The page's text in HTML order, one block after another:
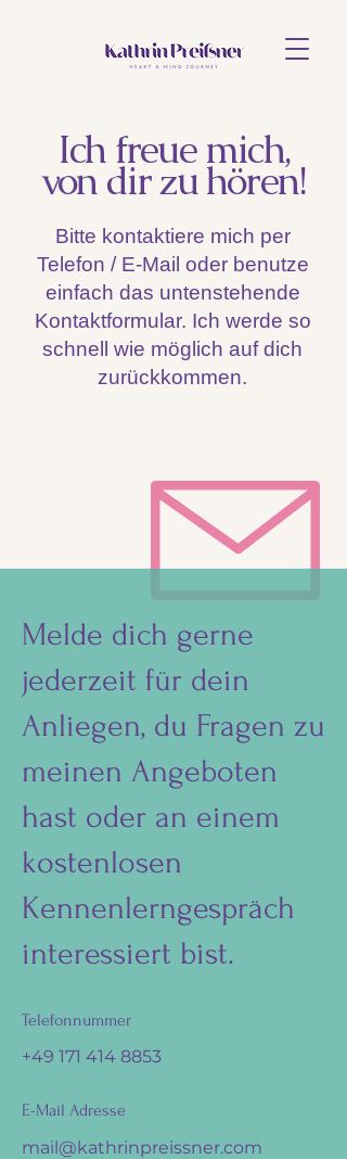
Ich freue mich,
von dir zu hören!
Bitte kontaktiere mich per
Telefon / E-Mail oder benutze
einfach das untenstehende
Kontaktformular. Ich werde so
schnell wie möglich auf dich
zurückkommen.
Melde dich gerne
jederzeit für dein
Anliegen, du Fragen zu
meinen Angeboten
hast oder an einem
kostenlosen
Kennenlerngespräch
interessiert bist.
Telefonnummer
+49 171 414 8853
E-Mail Adresse
mail@kathrinpreissner.com